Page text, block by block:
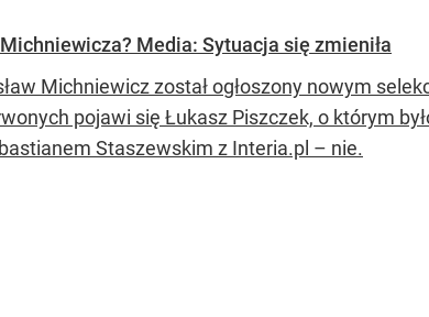
Media: Sytuacja się zmieniła
Michniewicz został ogłoszony nowym
pojawi się Łukasz Piszczek, o którym
Staszewskim z Interia.pl – nie.